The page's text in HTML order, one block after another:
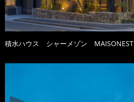
積水ハウス シャーメゾン MAISONEST